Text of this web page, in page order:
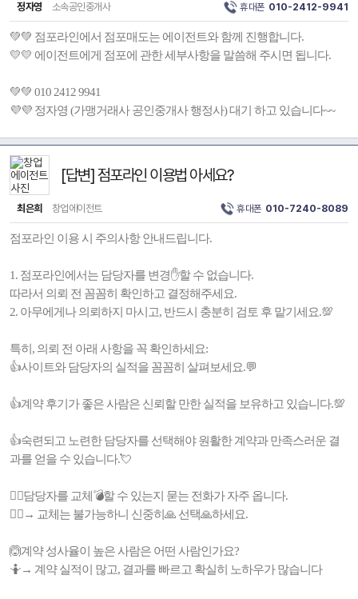
정자영 소속공인중개사 휴대폰 010-2412-9941
💚💚 점포라인에서 점포매도는 에이전트와 함께 진행합니다.
💛💛 에이전트에게 점포에 관한 세부사항을 말씀해 주시면 됩니다.
💚💚 010 2412 9941
💜💜 정자영 (가맹거래사 공인중개사 행정사) 대기 하고 있습니다~~
[답변] 점포라인 이용법 아세요?
최은희 창업에이전트 휴대폰 010-7240-8089
점포라인 이용 시 주의사항 안내드립니다.
1. 점포라인에서는 담당자를 변경✋️할 수 없습니다.
따라서 의뢰 전 꼼꼼히 확인하고 결정해주세요.
2. 아무에게나 의뢰하지 마시고, 반드시 충분히 검토 후 맡기세요.💯
특히, 의뢰 전 아래 사항을 꼭 확인하세요:
👍사이트와 담당자의 실적을 꼼꼼히 살펴보세요.💬
👍계약 후기가 좋은 사람은 신뢰할 만한 실적을 보유하고 있습니다.💯
👍숙련되고 노련한 담당자를 선택해야 원활한 계약과 만족스러운 결
과를 얻을 수 있습니다.💘
🧔‍♀️담당자를 교체💣할 수 있는지 묻는 전화가 자주 옵니다.
🤦‍♀️→ 교체는 불가능하니 신중히🙏 선택🙏하세요.
🙆계약 성사율이 높은 사람은 어떤 사람인가요?
🤷→ 계약 실적이 많고, 결과를 빠르고 확실히 노하우가 많습니다